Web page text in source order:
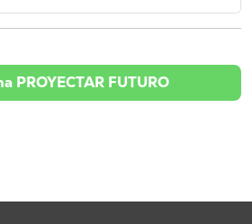
PROYECTAR FUTURO